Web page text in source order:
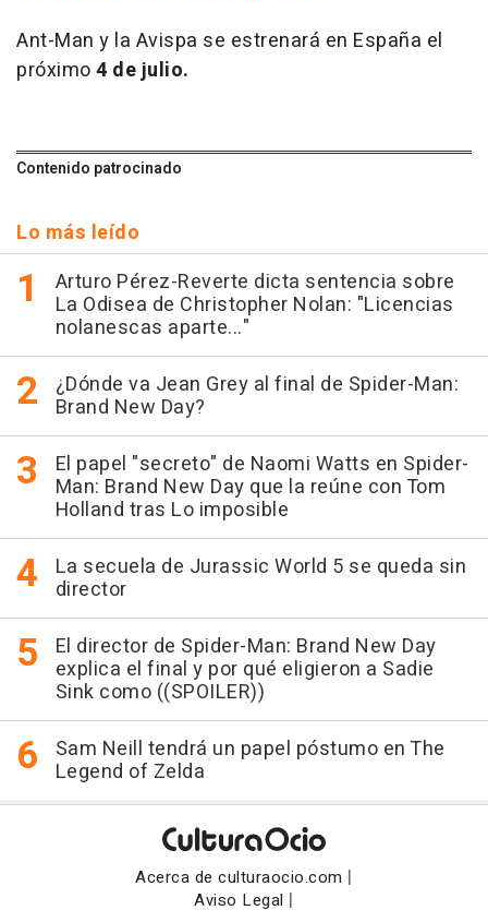
Ant-Man y la Avispa se estrenará en España el
próximo4 de julio.
Contenido patrocinado
Lo más leído
Arturo Pérez-Reverte dicta sentencia sobre
La Odisea de Christopher Nolan: "Licencias
nolanescas aparte..."
¿Dónde va Jean Grey al final de Spider-Man:
Brand New Day?
El papel "secreto" de Naomi Watts en Spider-
Man: Brand New Day que la reúne con Tom
Holland tras Lo imposible
La secuela de Jurassic World 5 se queda sin
director
El director de Spider-Man: Brand New Day
explica el final y por qué eligieron a Sadie
Sink como ((SPOILER))
Sam Neill tendrá un papel póstumo en The
Legend of Zelda
Acerca de culturaocio.com |
Aviso Legal |